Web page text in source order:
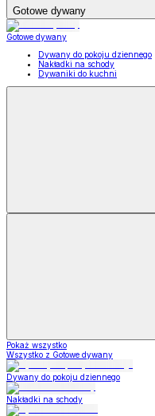
Gotowe dywany
Gotowe dywany
Dywany do pokoju dziennego
Nakładki na schody
Dywaniki do kuchni
Pokaż wszystko
Wszystko z Gotowe dywany
Dywany do pokoju dziennego
Nakładki na schody